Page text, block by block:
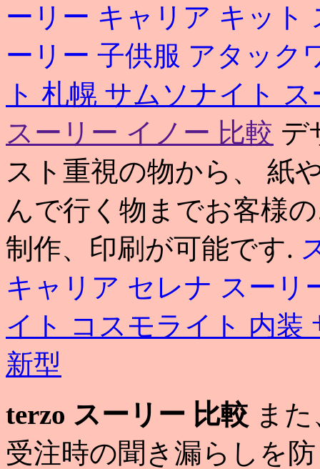
ーリー キャリア キット
ーリー 子供服 アタック
ト 札幌 サムソナイト
スーリー イノー 比較 デ
スト重視の物から、 紙
んで行く物までお客様
制作、印刷が可能です.
キャリア セレナ スーリ
イト コスモライト 内装
新型
terzo スーリー 比較 ま
受注時の聞き漏らしを